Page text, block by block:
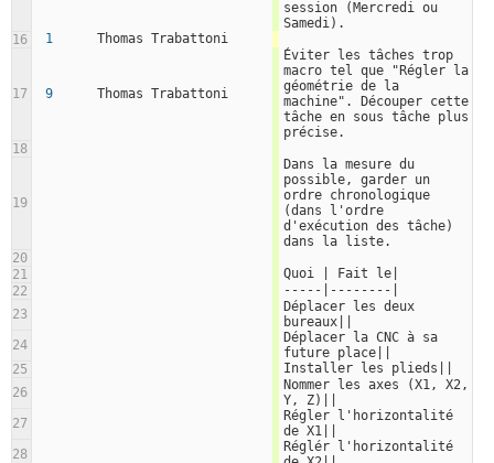
session (Mercredi ou
Samedi).
16
1 Thomas Trabattoni
17 9 Thomas Trabattoni
Éviter les tâches trop
macro tel que "Régler la
géométrie de la
machine". Découper cette
tâche en sous tâche plus
précise.
18
19
Dans la mesure du
possible, garder un
ordre chronologique
(dans l'ordre
d'exécution des tâche)
dans la liste.
20
21
Quoi | Fait le|
22
-----|--------|
23
Déplacer les deux
bureaux||
24
Déplacer la CNC à sa
future place||
25
Installer les plieds||
26
Nommer les axes (X1, X2,
Y, Z)||
27
Régler l'horizontalité
de X1||
28
Réglér l'horizontalité